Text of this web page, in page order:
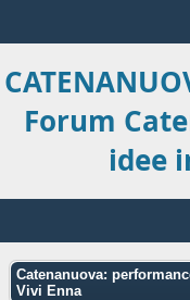
Forum
idee
Catenanuova:
Vivi Enna